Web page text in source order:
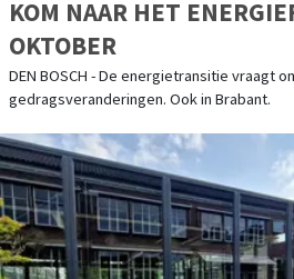
KOM NAAR HET
OKTOBER
DEN BOSCH - De energietransitie vraagt
gedragsveranderingen. Ook in Brabant.